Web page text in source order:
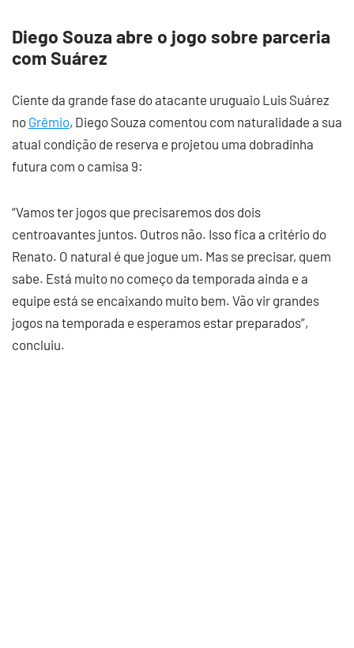
Diego Souza abre o jogo sobre parceria
com Suárez
Ciente da grande fase do atacante uruguaio Luis Suárez
no Grêmio, Diego Souza comentou com naturalidade a sua
atual condição de reserva e projetou uma dobradinha
futura com o camisa 9:
“Vamos ter jogos que precisaremos dos dois
centroavantes juntos. Outros não. Isso fica a critério do
Renato. O natural é que jogue um. Mas se precisar, quem
sabe. Está muito no começo da temporada ainda e a
equipe está se encaixando muito bem. Vão vir grandes
jogos na temporada e esperamos estar preparados”,
concluiu.